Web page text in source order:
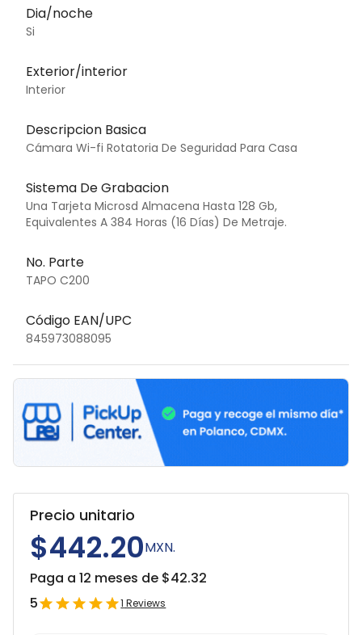
Dia/noche
Si
Exterior/interior
Interior
Descripcion Basica
Cámara Wi-fi Rotatoria De Seguridad Para Casa
Sistema De Grabacion
Una Tarjeta Microsd Almacena Hasta 128 Gb,
Equivalentes A 384 Horas (16 Días) De Metraje.
No. Parte
TAPO C200
Código EAN/UPC
845973088095
Precio unitario
$442.20MXN.
Paga a 12 meses de $42.32
5
1 Reviews